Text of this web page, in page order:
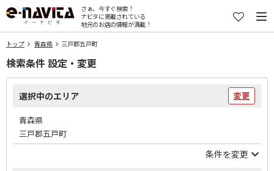
さぁ、今すぐ検索！
ナビタに掲載されている
地元のお店の情報が満載！
トップ 青森県 三戸郡五戸町
検索条件 設定・変更
選択中のエリア 変更
青森県
三戸郡五戸町
条件を変更